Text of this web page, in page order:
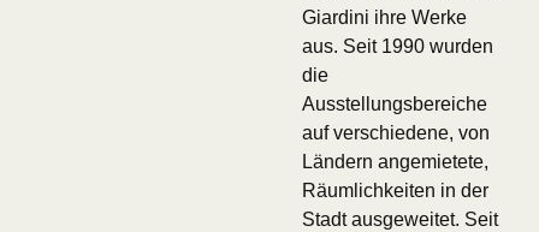
Giardini ihre Werke
aus. Seit 1990 wurden
die
Ausstellungsbereiche
auf verschiedene, von
Ländern angemietete,
Räumlichkeiten in der
Stadt ausgeweitet. Seit